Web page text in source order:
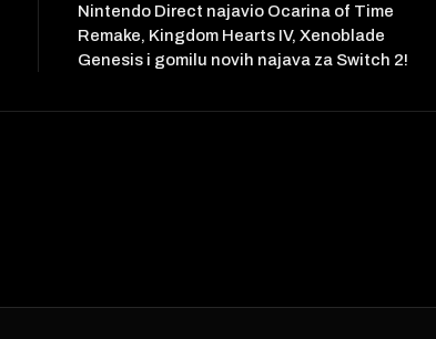
Nintendo Direct najavio Ocarina of Time
Remake, Kingdom Hearts IV, Xenoblade
Genesis i gomilu novih najava za Switch 2!